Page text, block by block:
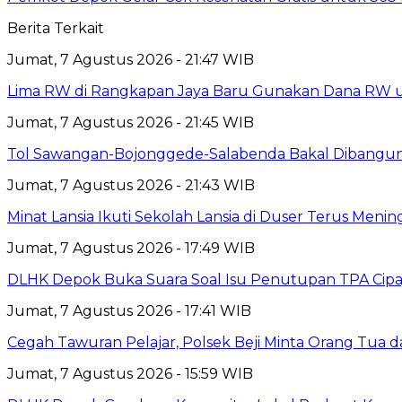
Berita Terkait
Jumat, 7 Agustus 2026 - 21:47 WIB
Lima RW di Rangkapan Jaya Baru Gunakan Dana
Jumat, 7 Agustus 2026 - 21:45 WIB
Tol Sawangan-Bojonggede-Salabenda Bakal
Jumat, 7 Agustus 2026 - 21:43 WIB
Minat Lansia Ikuti Sekolah Lansia di Duser Terus
Jumat, 7 Agustus 2026 - 17:49 WIB
DLHK Depok Buka Suara Soal Isu Penutupan TPA
Jumat, 7 Agustus 2026 - 17:41 WIB
Cegah Tawuran Pelajar, Polsek Beji Minta Orang Tua
Jumat, 7 Agustus 2026 - 15:59 WIB